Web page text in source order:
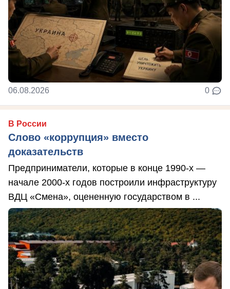
06.08.2026 0
В России
Слово «коррупция» вместо
доказательств
Предприниматели, которые в конце 1990-х —
начале 2000-х годов построили инфраструктуру
ВДЦ «Смена», оцененную государством в ...